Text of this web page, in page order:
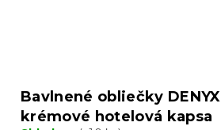
Bavlnené obliečky
krémové hotelová kapsa